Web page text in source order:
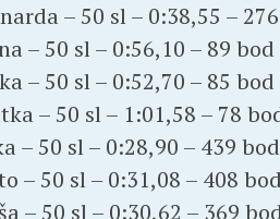
– 50 sl – 0:38,55 –
– 50 sl – 0:56,10 – 89 bod
– 50 sl – 0:52,70 – 85 bod
– 50 sl – 1:01,58 – 78
– 50 sl – 0:28,90 – 439 bod
– 50 sl – 0:31,08 – 408 bod
– 50 sl – 0:30,62 – 369